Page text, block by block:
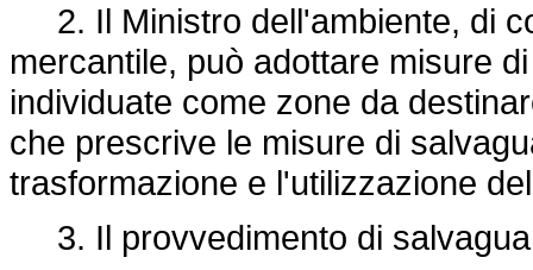
2. Il Ministro dell'ambiente, di
mercantile, può adottare misure
individuate come zone da
che prescrive le misure di
trasformazione e l'utilizzazione
3. Il provvedimento di